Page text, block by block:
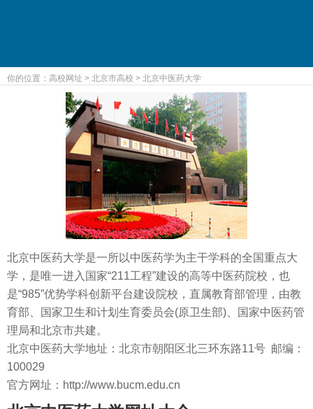
你的位置： 高校网址 > 北京市高校 > 北京中医药大学
北京中医药大学是一所以中医药学为主干学科的全国重点大
学，是唯一进入国家“211工程”建设的高等中医药院校，也
是“985”优势学科创新平台建设院校，直属教育部管理，由教
育部、国家卫生和计划生育委员会(原卫生部)、国家中医药管
理局和北京市共建。
北京中医药大学地址：北京市朝阳区北三环东路11号 邮编：
100029
官方网址：http://www.bucm.edu.cn